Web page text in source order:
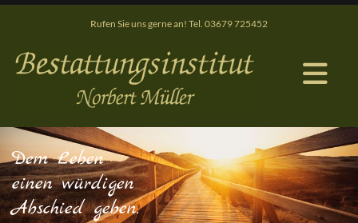
Rufen Sie uns gerne an! Tel. 03679 725452
Dem Leben
einen würdigen
Abschied geben.